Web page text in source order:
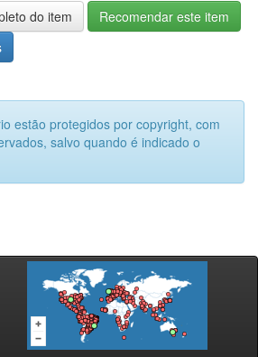
do item
Recomendar este item
estão protegidos por copyright, com
salvo quando é indicado o